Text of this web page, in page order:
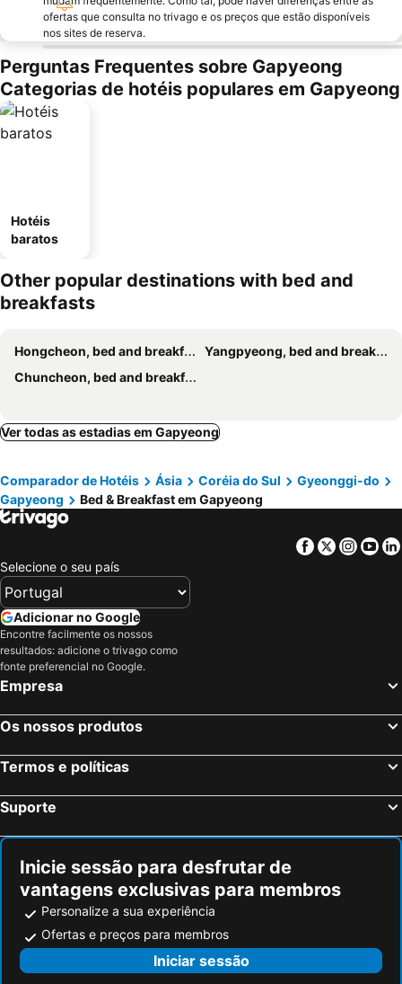
ofertas que consulta no trivago e os preços que estão disponíveis
nos sites de reserva.
Perguntas Frequentes sobre Gapyeong
Categorias de hotéis populares em Gapyeong
Hotéis
baratos
Other popular destinations with bed and
breakfasts
Hongcheon, bed and breakfasts
Yangpyeong, bed and breakfasts
Chuncheon, bed and breakfasts
Ver todas as estadias em Gapyeong
Comparador de Hotéis Ásia Coréia do Sul
Gyeonggi-do
Gapyeong
Bed & Breakfast em Gapyeong
Facebook
Twitter
Selecione o seu país
Adicionar no Google
Encontre facilmente os nossos
resultados: adicione o trivago como
fonte preferencial no Google.
Empresa
Os nossos produtos
Termos e políticas
Suporte
Inicie sessão para desfrutar de
vantagens exclusivas para membros
Personalize a sua experiência
Ofertas e preços para membros
Iniciar sessão